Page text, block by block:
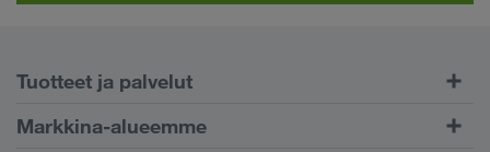
Tuotteet ja palvelut
Maantiekuljetukset
Markkina-alueemme